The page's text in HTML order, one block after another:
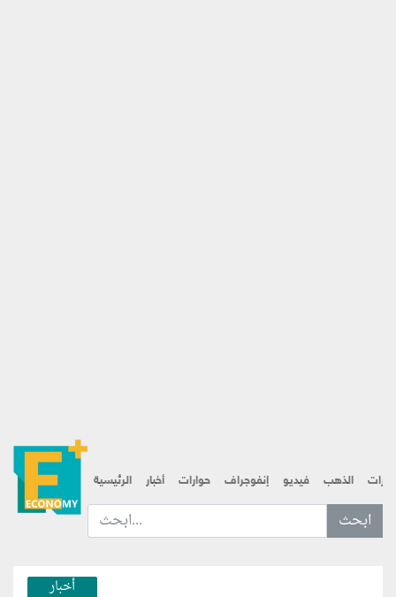
الرئيسية أخبار حوارات إنفوجراف فيديو الذهب
ابحث عن... :
أخبار